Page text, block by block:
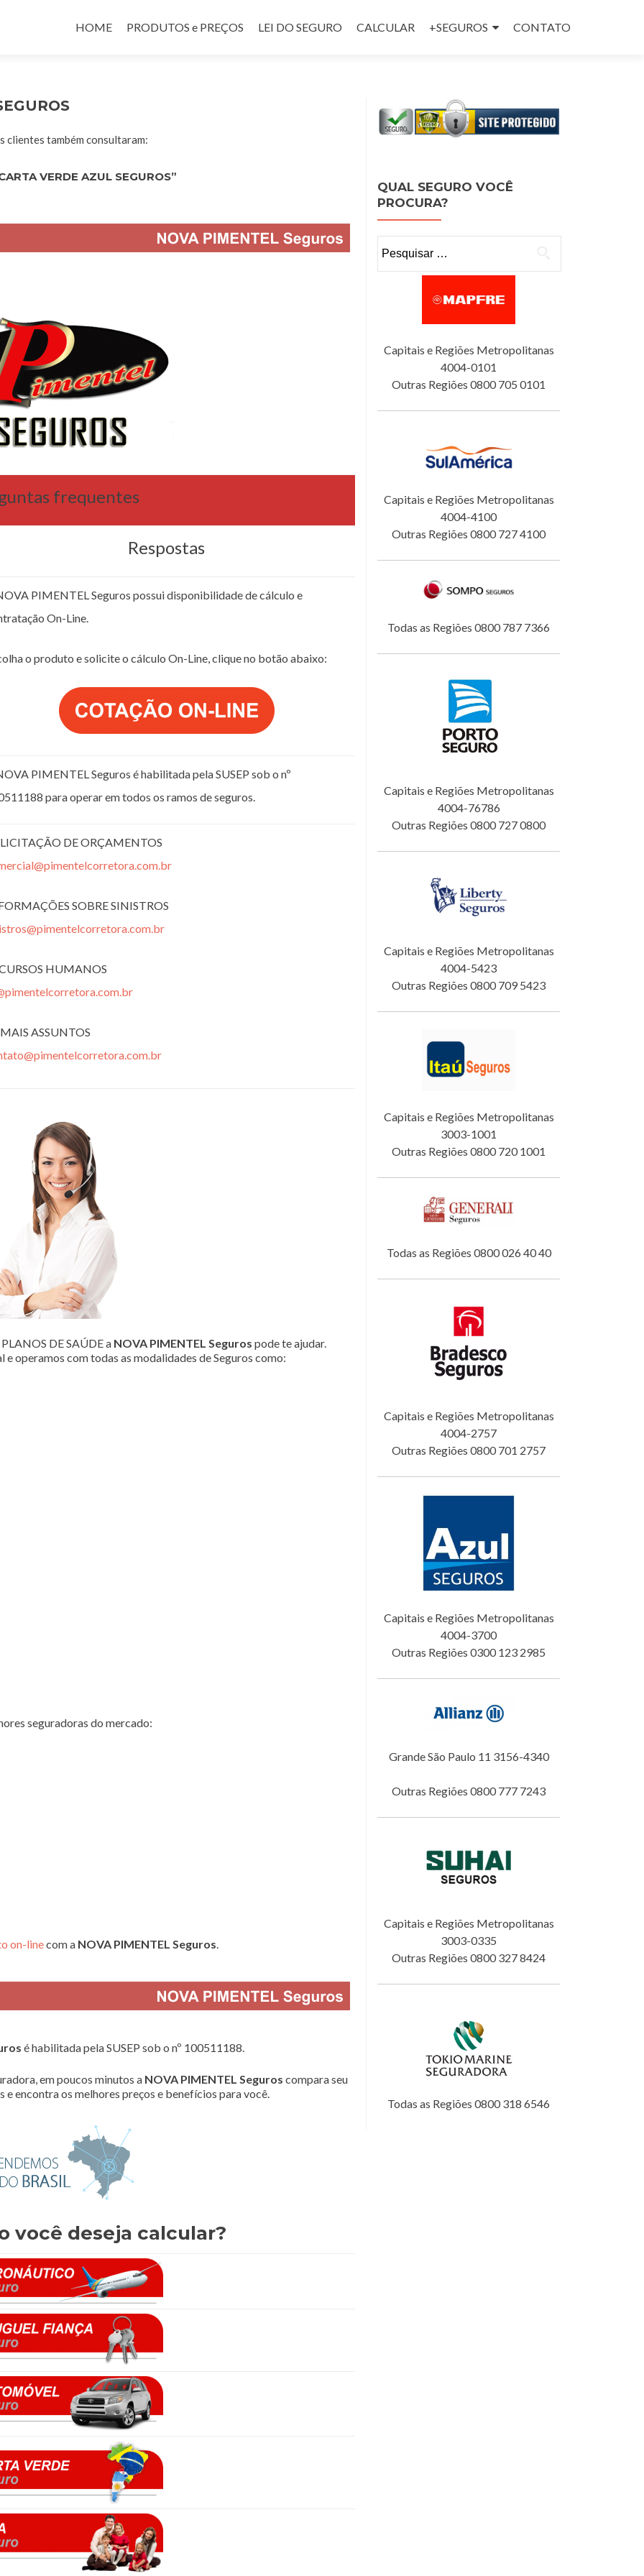
HOME
PRODUTOS e PREÇOS LEI DO SEGURO CALCULAR +SEGUROS CONTATO
clientes também consultaram:
VERDE AZUL SEGUROS”
frequentes
Respostas
PIMENTEL Seguros possui disponibilidade de cálculo e
On-Line.
o produto e solicite o cálculo On-Line, clique no botão abaixo:
PIMENTEL Seguros é habilitada pela SUSEP sob o nº
para operar em todos os ramos de seguros.
DE ORÇAMENTOS
SOBRE SINISTROS
HUMANOS
ASSUNTOS
DE SAÚDE a NOVA PIMENTEL Seguros pode te ajudar.
operamos com todas as modalidades de Seguros como:
seguradoras do mercado:
on-linecom a NOVA PIMENTEL Seguros.
é habilitada pela SUSEP sob o nº 100511188.
em poucos minutos a NOVA PIMENTEL Seguros compara seu
e encontra os melhores preços e benefícios para você.
você deseja calcular?
QUAL SEGURO VOCÊ
PROCURA?
Capitais e Regiões Metropolitanas
4004-0101
Outras Regiões 0800 705 0101
Capitais e Regiões Metropolitanas
4004-4100
Outras Regiões 0800 727 4100
Todas as Regiões 0800 787 7366
Capitais e Regiões Metropolitanas
4004-76786
Outras Regiões 0800 727 0800
Capitais e Regiões Metropolitanas
4004-5423
Outras Regiões 0800 709 5423
Capitais e Regiões Metropolitanas
3003-1001
Outras Regiões 0800 720 1001
Todas as Regiões 0800 026 40 40
Capitais e Regiões Metropolitanas
4004-2757
Outras Regiões 0800 701 2757
Capitais e Regiões Metropolitanas
4004-3700
Outras Regiões 0300 123 2985
Grande São Paulo 11 3156-4340
Outras Regiões 0800 777 7243
Capitais e Regiões Metropolitanas
3003-0335
Outras Regiões 0800 327 8424
Todas as Regiões 0800 318 6546